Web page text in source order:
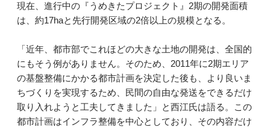
現在、進行中の『うめきたプロジェクト』2期の開発面積
は、約17haと先行開発区域の2倍以上の規模となる。
「近年、都市部でこれほどの大きな土地の開発は、全国的
にもそう例がありません。そのため、2011年に2期エリア
の基盤整備にかかる都市計画を決定した後も、より良いま
ちづくりを実現するため、民間の自由な発送をできるだけ
取り入れようと工夫してきました」と西江氏は語る。この
都市計画はインフラ整備を中心としており、その内容だけ